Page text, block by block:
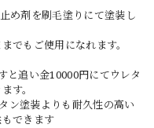
め剤を刷毛塗りにて塗装し
でもご使用になれます。
と追い金10000円にてウレタ
す。
ン塗装よりも耐久性の高い
できます